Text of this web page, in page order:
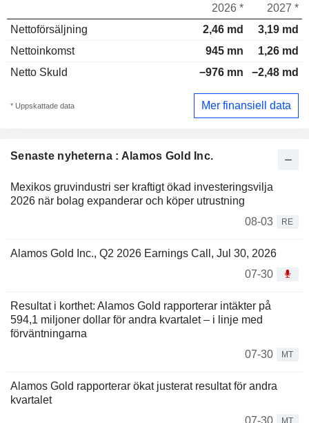
Senaste nyheterna : Alamos Gold Inc.
Mexikos gruvindustri ser kraftigt ökad investeringsvilja
2026 när bolag expanderar och köper utrustning
08-03
RE
Alamos Gold Inc., Q2 2026 Earnings Call, Jul 30, 2026
07-30
Resultat i korthet: Alamos Gold rapporterar intäkter på
594,1 miljoner dollar för andra kvartalet – i linje med
förväntningarna
07-30
MT
Alamos Gold rapporterar ökat justerat resultat för andra
kvartalet
07-30
MT
2026 *
2027 *
Nettoförsäljning
2,46 md
3,19 md
Nettoinkomst
945 mn
1,26 md
Netto Skuld
−976 mn −2,48 md
* Uppskattade data Mer finansiell data